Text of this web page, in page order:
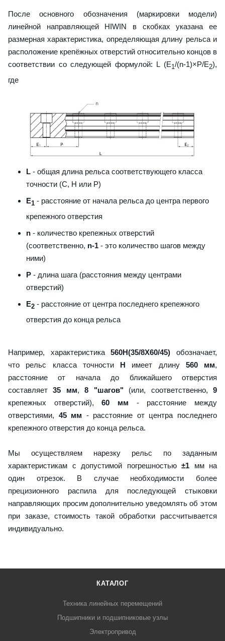
После основного обозначения (маркировки модели)
линейной направляющей HIWIN в скобках указана ее
размерная характеристика, определяющая длину рельса и
расположение крепёжных отверстий относительно концов в
соответствии со следующей формулой: L (E1/(n-1)×P/E2),
где
L - общая длина рельса соответствующего класса
точности (С, H или Р)
E1 - расстояние от начала рельса до центра первого
крепежного отверстия
n - количество крепежных отверстий
(соответственно, n-1 - это количество шагов между
ними)
P - длина шага (расстояния между центрами
отверстий)
E2 - расстояние от центра последнего крепежного
отверстия до конца рельса
Например, характеристика560H(35/8X60/45) обозначает,
что рельс класса точности H имеет длину 560 мм,
расстояние от начала до ближайшего отверстия
составляет35 мм,8 "шагов" (или, соответственно,9
крепежных отверстий),60 мм - расстояние между
отверстиями, 45 мм - расстояние от центра последнего
крепежного отверстия до конца рельса.
Мы осуществляем нарезку рельс по заданным
характеристикам с допустимой погрешностью ±1 мм на
один отрезок. В случае необходимости более
прецизионного распила для последующей стыковки
направляющих просим дополнительно уведомлять об этом
при заказе, стоимость такой обработки рассчитывается
индивидуально.
КАТАЛОГ
Техника линейных перемещений
Подшипники и подшипниковые узлы
Электропривод